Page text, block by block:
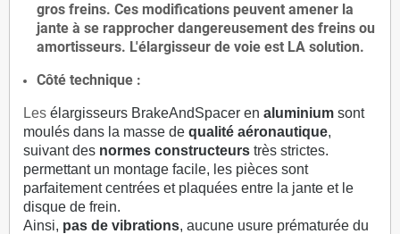
gros freins. Ces modifications peuvent amener la
jante à se rapprocher dangereusement des freins ou
amortisseurs. L'élargisseur de voie est LA solution.
Côté technique :
Les élargisseurs BrakeAndSpacer en aluminium sont
moulés dans la masse de qualité aéronautique,
suivant des normes constructeurs très strictes.
permettant un montage facile, les pièces sont
parfaitement centrées et plaquées entre la jante et le
disque de frein.
Ainsi, pas de vibrations, aucune usure prématurée du